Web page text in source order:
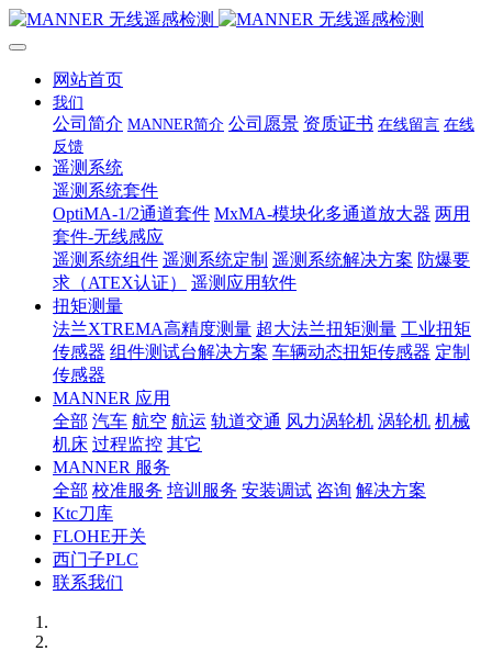
网站首页
我们
公司简介 MANNER简介 公司愿景 资质证书 在线留言 在线
反馈
遥测系统
遥测系统套件
OptiMA-1/2通道套件 MxMA-模块化多通道放大器 两用
套件-无线感应
遥测系统组件 遥测系统定制 遥测系统解决方案 防爆要
求（ATEX认证）
遥测应用软件
扭矩测量
法兰XTREMA高精度测量 超大法兰扭矩测量 工业扭矩
传感器 组件测试台解决方案 车辆动态扭矩传感器 定制
传感器
MANNER 应用
全部 汽车 航空 航运 轨道交通 风力涡轮机 涡轮机 机械
机床 过程监控 其它
MANNER 服务
全部 校准服务 培训服务 安装调试 咨询 解决方案
Ktc刀库
FLOHE开关
西门子PLC
联系我们